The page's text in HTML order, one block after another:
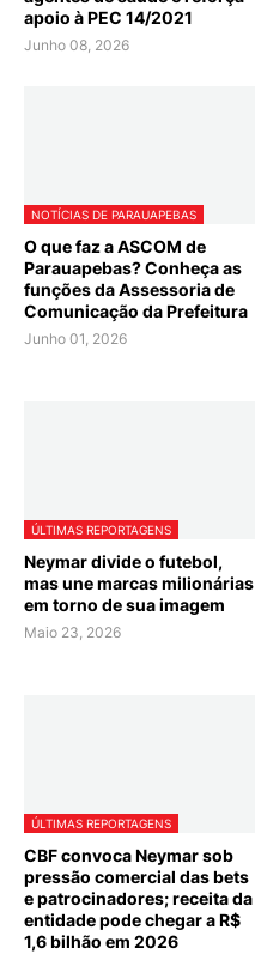
apoio à PEC 14/2021
Junho 08, 2026
NOTÍCIAS DE PARAUAPEBAS
O que faz a ASCOM de
Parauapebas? Conheça as
funções da Assessoria de
Comunicação da Prefeitura
Junho 01, 2026
ÚLTIMAS REPORTAGENS
Neymar divide o futebol,
mas une marcas milionárias
em torno de sua imagem
Maio 23, 2026
ÚLTIMAS REPORTAGENS
CBF convoca Neymar sob
pressão comercial das bets
e patrocinadores; receita da
entidade pode chegar a R$
1,6 bilhão em 2026